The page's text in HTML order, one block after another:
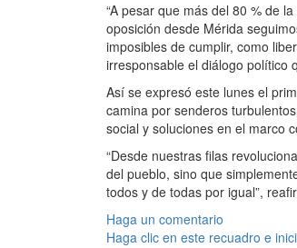
“A pesar que más del 80 % de
oposición desde Mérida
imposibles de cumplir, como
irresponsable el diálogo político
Así se expresó este lunes el
camina por senderos
social y soluciones en el marco
“Desde nuestras filas
del pueblo, sino que
todos y de todas por igual”,
Haga un comentario
Haga clic en este recuadro e